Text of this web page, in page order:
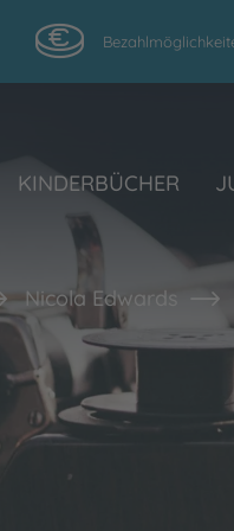
KINDERBÜCHER
Nicola Edwards